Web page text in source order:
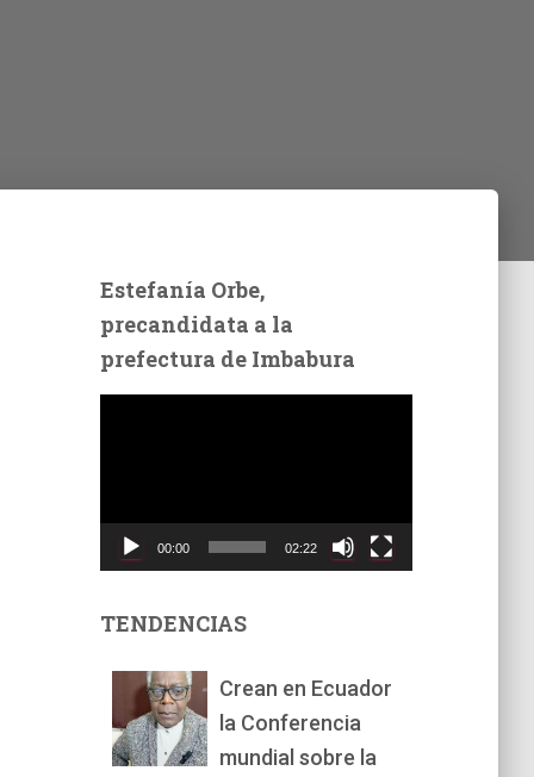
Estefanía Orbe,
precandidata a la
prefectura de Imbabura
t
00:00 02:22
TENDENCIAS
Crean en Ecuador
la Conferencia
mundial sobre la